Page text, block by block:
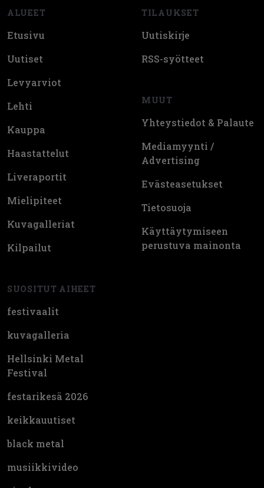
ALUEET
Etusivu
Uutiset
Levyarviot
Lehti
Kauppa
Haastattelut
Liveraportit
Mielipiteet
Kuvagalleriat
Kilpailut
SUOSITUT AIHEET
festivaalit
kuvagalleria
Hellsinki Metal
Festival
festarikesä 2026
keikkauutiset
black metal
musiikkivideo
TILAUKSET
Uutiskirje
RSS-syötteet
MUUT
Yhteystiedot & Palaute
Mediamyynti /
Advertising
Evästeasetukset
Tietosuoja
Käyttäytymiseen
perustuva mainonta